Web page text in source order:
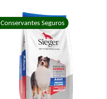
Conservantes Seguros